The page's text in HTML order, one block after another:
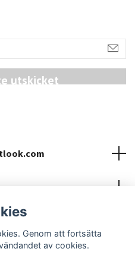
utskicket
Genom att fortsätta
av cookies.